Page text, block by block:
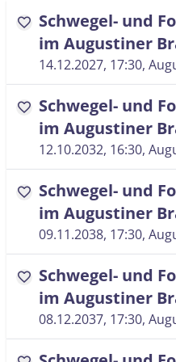
favorite Schwegel- und
im Augustiner
14.12.2027, 17:30,
favorite Schwegel- und
im Augustiner
12.10.2032, 16:30,
favorite Schwegel- und
im Augustiner
09.11.2038, 17:30,
favorite Schwegel- und
im Augustiner
08.12.2037, 17:30,